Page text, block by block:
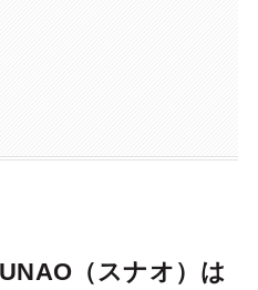
（スナオ）は